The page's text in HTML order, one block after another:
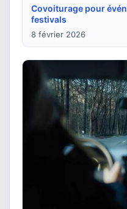
Covoiturage pour
festivals
8 février 2026